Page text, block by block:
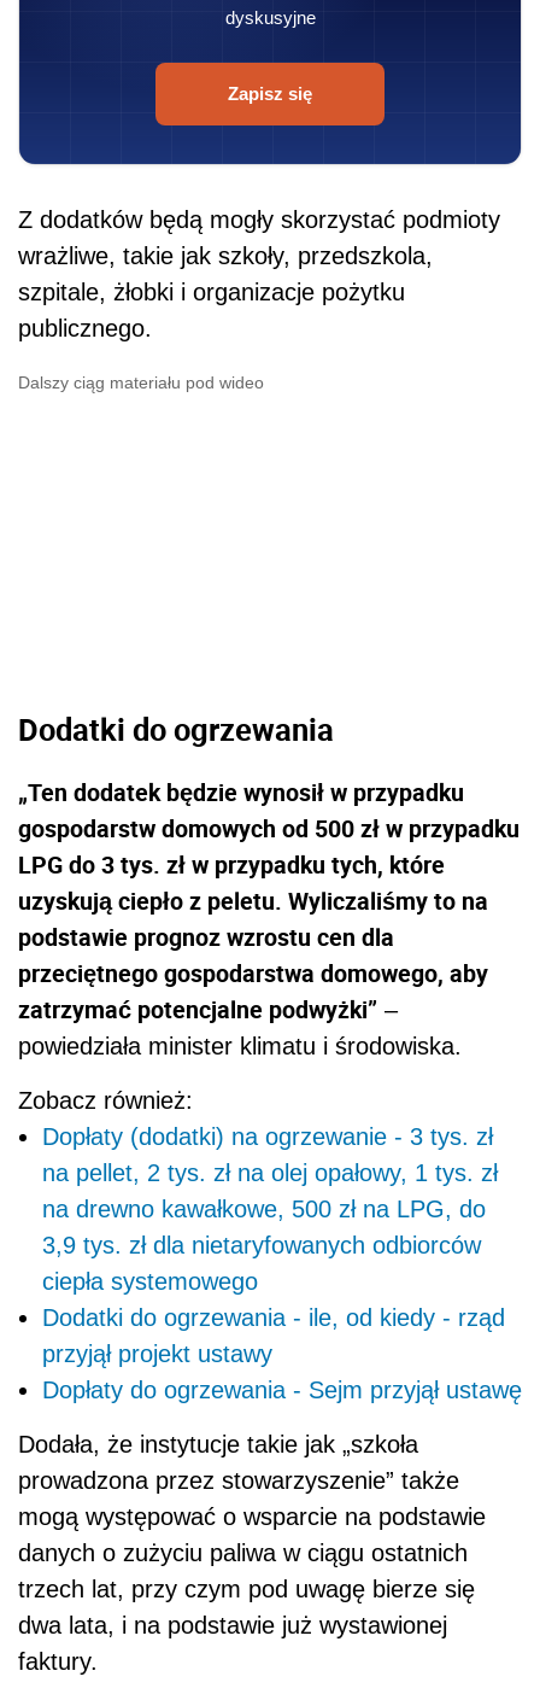
dyskusyjne
Zapisz się
Z dodatków będą mogły skorzystać podmioty
wrażliwe, takie jak szkoły, przedszkola,
szpitale, żłobki i organizacje pożytku
publicznego.
Dalszy ciąg materiału pod wideo
Dodatki do ogrzewania
„Ten dodatek będzie wynosił w przypadku
gospodarstw domowych od 500 zł w przypadku
LPG do 3 tys. zł w przypadku tych, które
uzyskują ciepło z peletu. Wyliczaliśmy to na
podstawie prognoz wzrostu cen dla
przeciętnego gospodarstwa domowego, aby
zatrzymać potencjalne podwyżki” –
powiedziała minister klimatu i środowiska.
Zobacz również:
Dopłaty (dodatki) na ogrzewanie - 3 tys. zł
na pellet, 2 tys. zł na olej opałowy, 1 tys. zł
na drewno kawałkowe, 500 zł na LPG, do
3,9 tys. zł dla nietaryfowanych odbiorców
ciepła systemowego
Dodatki do ogrzewania - ile, od kiedy - rząd
przyjął projekt ustawy
Dopłaty do ogrzewania - Sejm przyjął ustawę
Dodała, że instytucje takie jak „szkoła
prowadzona przez stowarzyszenie” także
mogą występować o wsparcie na podstawie
danych o zużyciu paliwa w ciągu ostatnich
trzech lat, przy czym pod uwagę bierze się
dwa lata, i na podstawie już wystawionej
faktury.